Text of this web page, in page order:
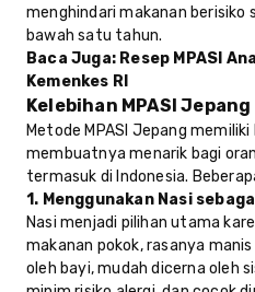
menghindari makanan berisiko
bawah satu tahun.
Baca Juga: Resep MPASI
Kemenkes RI
Kelebihan MPASI Jepang
Metode MPASI Jepang
membuatnya menarik bagi
termasuk di Indonesia.
1. Menggunakan Nasi
Nasi menjadi pilihan utama
makanan pokok, rasanya
oleh bayi, mudah dicerna oleh